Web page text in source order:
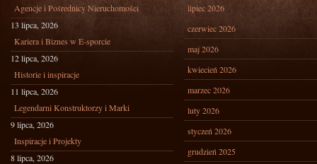
Agencje i Pośrednicy Nieruchomości
13 lipca, 2026
Kariera i Biznes w E-sporcie
12 lipca, 2026
Historie i inspiracje
11 lipca, 2026
Legendarni Konstruktorzy i Marki
9 lipca, 2026
Inspiracje i Projekty
8 lipca, 2026
lipiec 2026
czerwiec 2026
maj 2026
kwiecień 2026
marzec 2026
luty 2026
styczeń 2026
grudzień 2025